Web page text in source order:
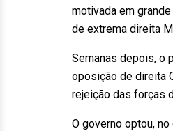
motivada em
de extrema direita
Semanas depois, o
oposição de direita
rejeição das forças
O governo optou,